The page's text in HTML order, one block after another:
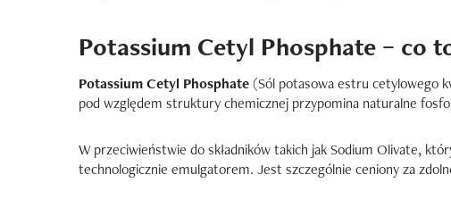
Potassium Cetyl Phosphate – co
Potassium Cetyl Phosphate(Sól potasowa estru cetylowego
pod względem struktury chemicznej przypomina naturalne
W przeciwieństwie do składników takich jak Sodium Olivate,
technologicznie emulgatorem. Jest szczególnie ceniony za